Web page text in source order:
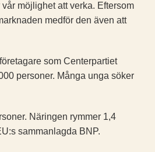
möjlighet att verka. Eftersom
medför den även att
som Centerpartiet
personer. Många unga söker
Näringen rymmer 1,4
sammanlagda BNP.